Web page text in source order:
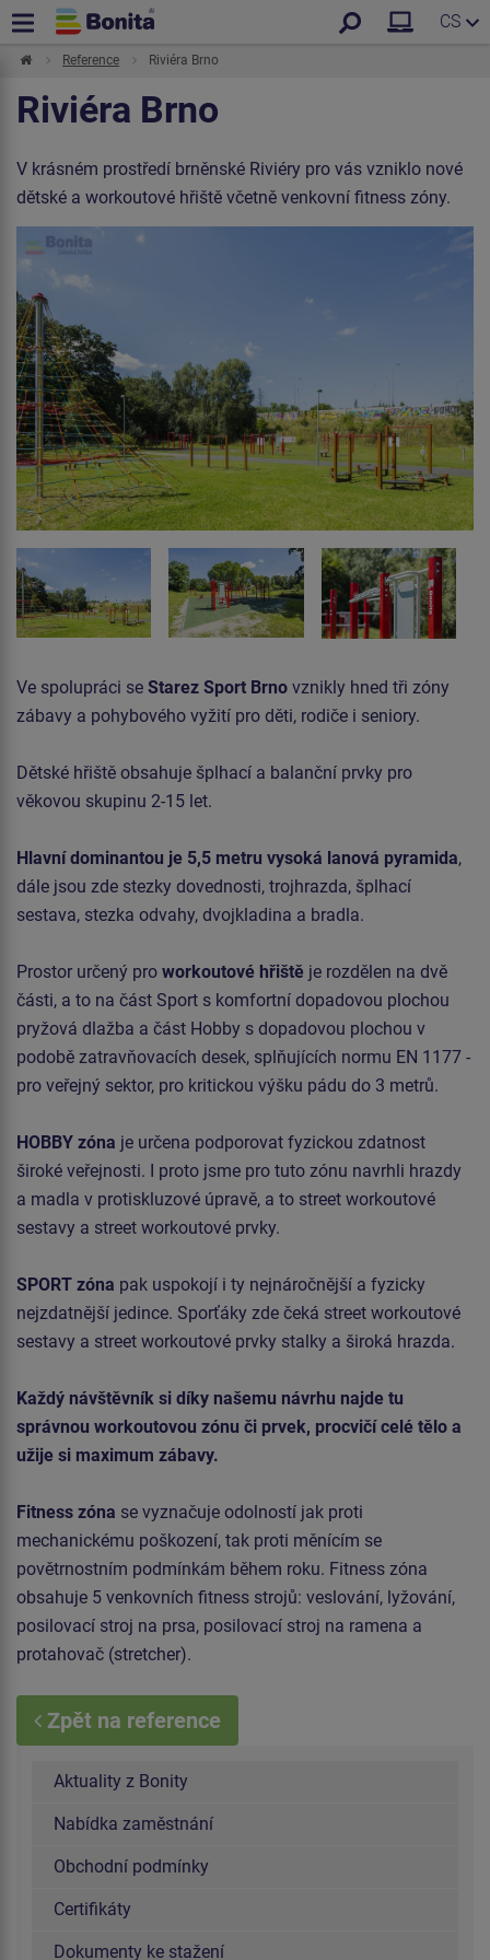
CS
Reference Riviéra Brno
Riviéra Brno
V krásném prostředí brněnské Riviéry pro vás vzniklo nové
dětské a workoutové hřiště včetně venkovní fitness zóny.
Ve spolupráci se Starez Sport Brno vznikly hned tři zóny
zábavy a pohybového vyžití pro děti, rodiče i seniory.
Dětské hřiště obsahuje šplhací a balanční prvky pro
věkovou skupinu 2-15 let.
Hlavní dominantou je 5,5 metru vysoká lanová pyramida,
dále jsou zde stezky dovednosti, trojhrazda, šplhací
sestava, stezka odvahy, dvojkladina a bradla.
Prostor určený pro workoutové hřiště je rozdělen na dvě
části, a to na část Sport s komfortní dopadovou plochou
pryžová dlažba a část Hobby s dopadovou plochou v
podobě zatravňovacích desek, splňujících normu EN 1177 -
pro veřejný sektor, pro kritickou výšku pádu do 3 metrů.
HOBBY zóna je určena podporovat fyzickou zdatnost
široké veřejnosti. I proto jsme pro tuto zónu navrhli hrazdy
a madla v protiskluzové úpravě, a to street workoutové
sestavy a street workoutové prvky.
SPORT zóna pak uspokojí i ty nejnáročnější a fyzicky
nejzdatnější jedince. Sporťáky zde čeká street workoutové
sestavy a street workoutové prvky stalky a široká hrazda.
Každý návštěvník si díky našemu návrhu najde tu
správnou workoutovou zónu či prvek, procvičí celé tělo a
užije si maximum zábavy.
Fitness zóna se vyznačuje odolností jak proti
mechanickému poškození, tak proti měnícím se
povětrnostním podmínkám během roku. Fitness zóna
obsahuje 5 venkovních fitness strojů: veslování, lyžování,
posilovací stroj na prsa, posilovací stroj na ramena a
protahovač (stretcher).
Zpět na reference
Aktuality z Bonity
Nabídka zaměstnání
Obchodní podmínky
Certifikáty
Dokumenty ke stažení